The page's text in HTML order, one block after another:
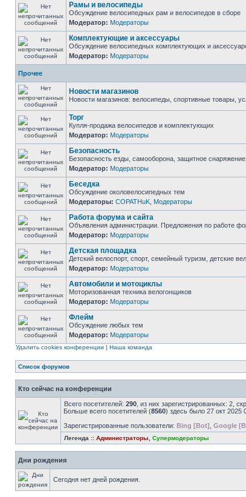
Рамы и велосипеды
Обсуждение велосипедных рам и велосипедов в сборе
Модератор: Модераторы
Комплектующие и аксессуары
Обсуждение велосипедных комплектующих и
Модератор: Модераторы
Прочее
Новости магазинов
Новости магазинов: велосипеды, спортивные товары,
Торг
Купля-продажа велосипедов и комплектующих
Модератор: Модераторы
Безопасность
Безопасность езды, самооборона, защитное
Модератор: Модераторы
Беседка
Обсуждение околовелосипедных тем
Модераторы: COPATHuK Модераторы
Работа форума и сайта
Объявления администрации. Предложения по работе
Модератор: Модераторы
Детская площадка
Детский велоспорт, спорт, семейный туризм, детские
Модератор: Модераторы
Автомобили и мотоциклы
Моторизованная техника велогонщиков
Модератор: Модераторы
Флейм
Обсуждение любых тем
Модератор: Модераторы
Удалить cookies конференции | Наша команда
Список форумов
Кто сейчас на конференции
Всего посетителей: 290 , из них зарегистрированных: 2,
Больше всего посетителей (8560) здесь было 27 окт 2025
Зарегистрированные пользователи: Bing [Bot] Google
Легенда :: Администраторы Супермодераторы
Дни рождения
Сегодня нет дней рождения.